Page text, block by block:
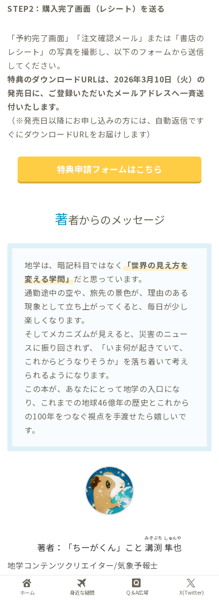
STEP2：購入完了画面（レシート）を送る
「予約完了画面」「注文確認メール」または「書店の
レシート」の写真を撮影し、以下のフォームから送信
してください。
特典のダウンロードURLは、2026年3月10日（火）の
発売日に、ご登録いただいたメールアドレスへ一斉送
付いたします。
（※発売日以降にお申し込みの方には、自動返信です
ぐにダウンロードURLをお届けします）
特典申請フォームはこちら
著者からのメッセージ
地学は、暗記科目ではなく 「世界の見え方を
変える学問」だと思っています。
通勤途中の空や、旅先の景色が、理由のある
現象として立ち上がってくると、毎日が少し
楽しくなります。
そしてメカニズムが見えると、災害のニュー
スに振り回されず、「いま何が起きていて、
これからどうなりそうか」を落ち着いて考え
られるようになります。
この本が、あなたにとって地学の入口にな
り、これまでの地球46億年の歴史とこれから
の100年をつなぐ視点を手渡せたら嬉しいで
す。
著者：「ちーがくん」こと 溝渕 隼也
みぞぶち しゅんや
地学コンテンツクリエイター/気象予報士
千葉大学大学院 博士後期課程在学中。高校3年で文系か
ら理系へ転向。線状降水帯などの豪雨の予測精度向上
ホーム 身近な疑問 Q＆A広場 X(Twitter)